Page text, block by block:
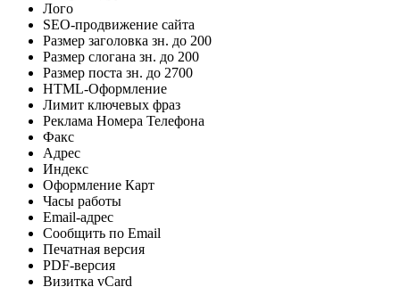
Лого
SEO-продвижение сайта
Размер заголовка зн. до 200
Размер слогана зн. до 200
Размер поста зн. до 2700
HTML-Оформление
Лимит ключевых фраз
Реклама Номера Телефона
Факс
Адрес
Индекс
Оформление Карт
Часы работы
Email-адрес
Сообщить по Email
Печатная версия
PDF-версия
Визитка vCard